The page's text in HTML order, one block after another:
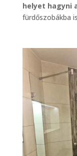
helyet hagyni
fürdőszobákba